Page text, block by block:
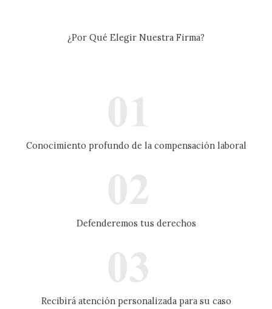
¿Por Qué Elegir Nuestra Firma?
Conocimiento profundo de la compensación laboral
Defenderemos tus derechos
Recibirá atención personalizada para su caso